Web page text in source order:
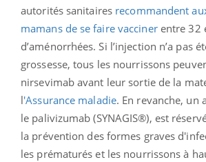
autorités sanitaires recommandent
mamans de se faire vaccinerentre 32
d’aménorrhées. Si l’injection n’a pas
grossesse, tous les nourrissons
nirsevimab avant leur sortie de la
l'Assurance maladie. En revanche, un
le palivizumab (SYNAGIS®), est
la prévention des formes graves
les prématurés et les nourrissons à